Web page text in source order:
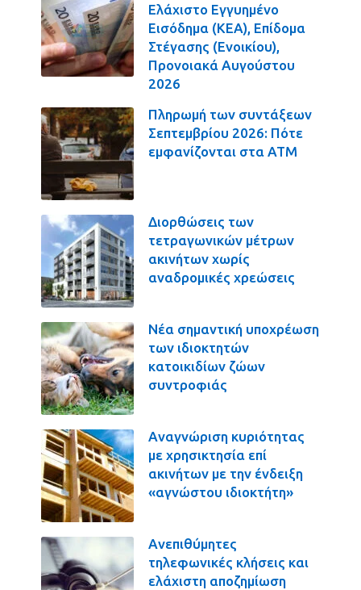
Ελάχιστο Εγγυημένο
Εισόδημα (ΚΕΑ), Επίδομα
Στέγασης (Ενοικίου),
Προνοιακά Αυγούστου
2026
Πληρωμή των συντάξεων
Σεπτεμβρίου 2026: Πότε
εμφανίζονται στα ΑΤΜ
Διορθώσεις των
τετραγωνικών μέτρων
ακινήτων χωρίς
αναδρομικές χρεώσεις
Νέα σημαντική υποχρέωση
των ιδιοκτητών
κατοικιδίων ζώων
συντροφιάς
Αναγνώριση κυριότητας
με χρησικτησία επί
ακινήτων με την ένδειξη
«αγνώστου ιδιοκτήτη»
Ανεπιθύμητες
τηλεφωνικές κλήσεις και
ελάχιστη αποζημίωση